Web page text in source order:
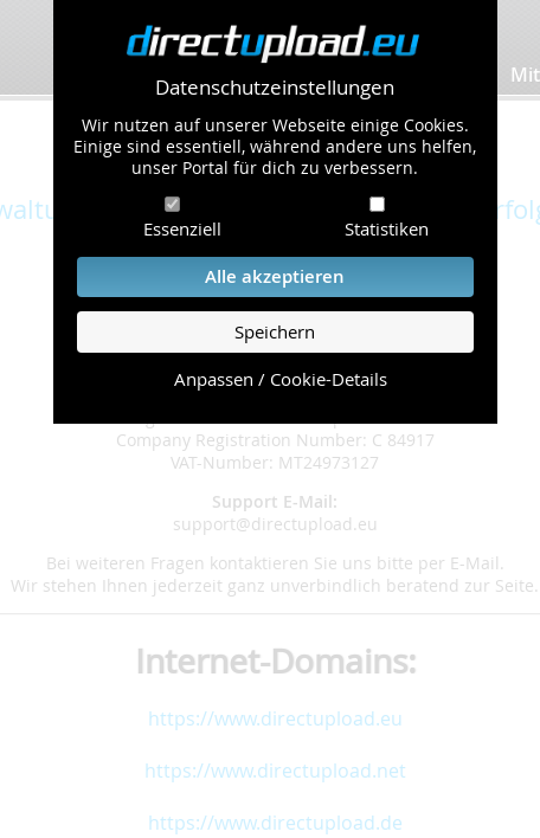
Datenschutzeinstellungen
Wir nutzen auf unserer Webseite einige Cookies.
Einige sind essentiell, während andere uns helfen,
unser Portal für dich zu verbessern.
Essenziell Statistiken
Alle akzeptieren
Speichern
Anpassen / Cookie-Details
Betreiber-Informationen
des Dienstes "directupload.eu"
DEVROCK Ltd.
Centris Business Gateway, Level 4/W
Triq Is-Salib Ta’ L-Imriehel
Central Business District, Zone 3
CBD3020 Birkirkara
Malta
Company Registration Number: C 84917
VAT-Number: MT24973127
Support E-Mail:
support@directupload.eu
Bei weiteren Fragen kontaktieren Sie uns bitte per E-Mail.
Wir stehen Ihnen jederzeit ganz unverbindlich beratend zur Seite.
Internet-Domains:
https://www.directupload.eu
https://www.directupload.net
https://www.directupload.de